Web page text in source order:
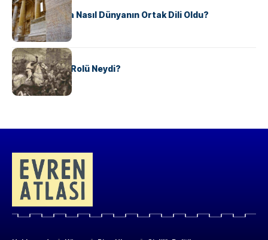
Antik Yunanca Nasıl Dünyanın Ortak Dili Oldu?
KÜLTÜR
Valdensler’in Rolü Neydi?